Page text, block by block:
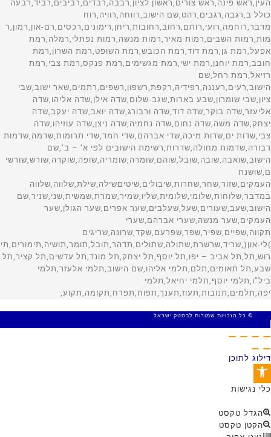
© כל הזכויות שמורות לבסטק ישראל
דילוג לתוכן
פתח סרגל נגישות
כלי נגישות
הגדל טקסט
הקטן טקסט